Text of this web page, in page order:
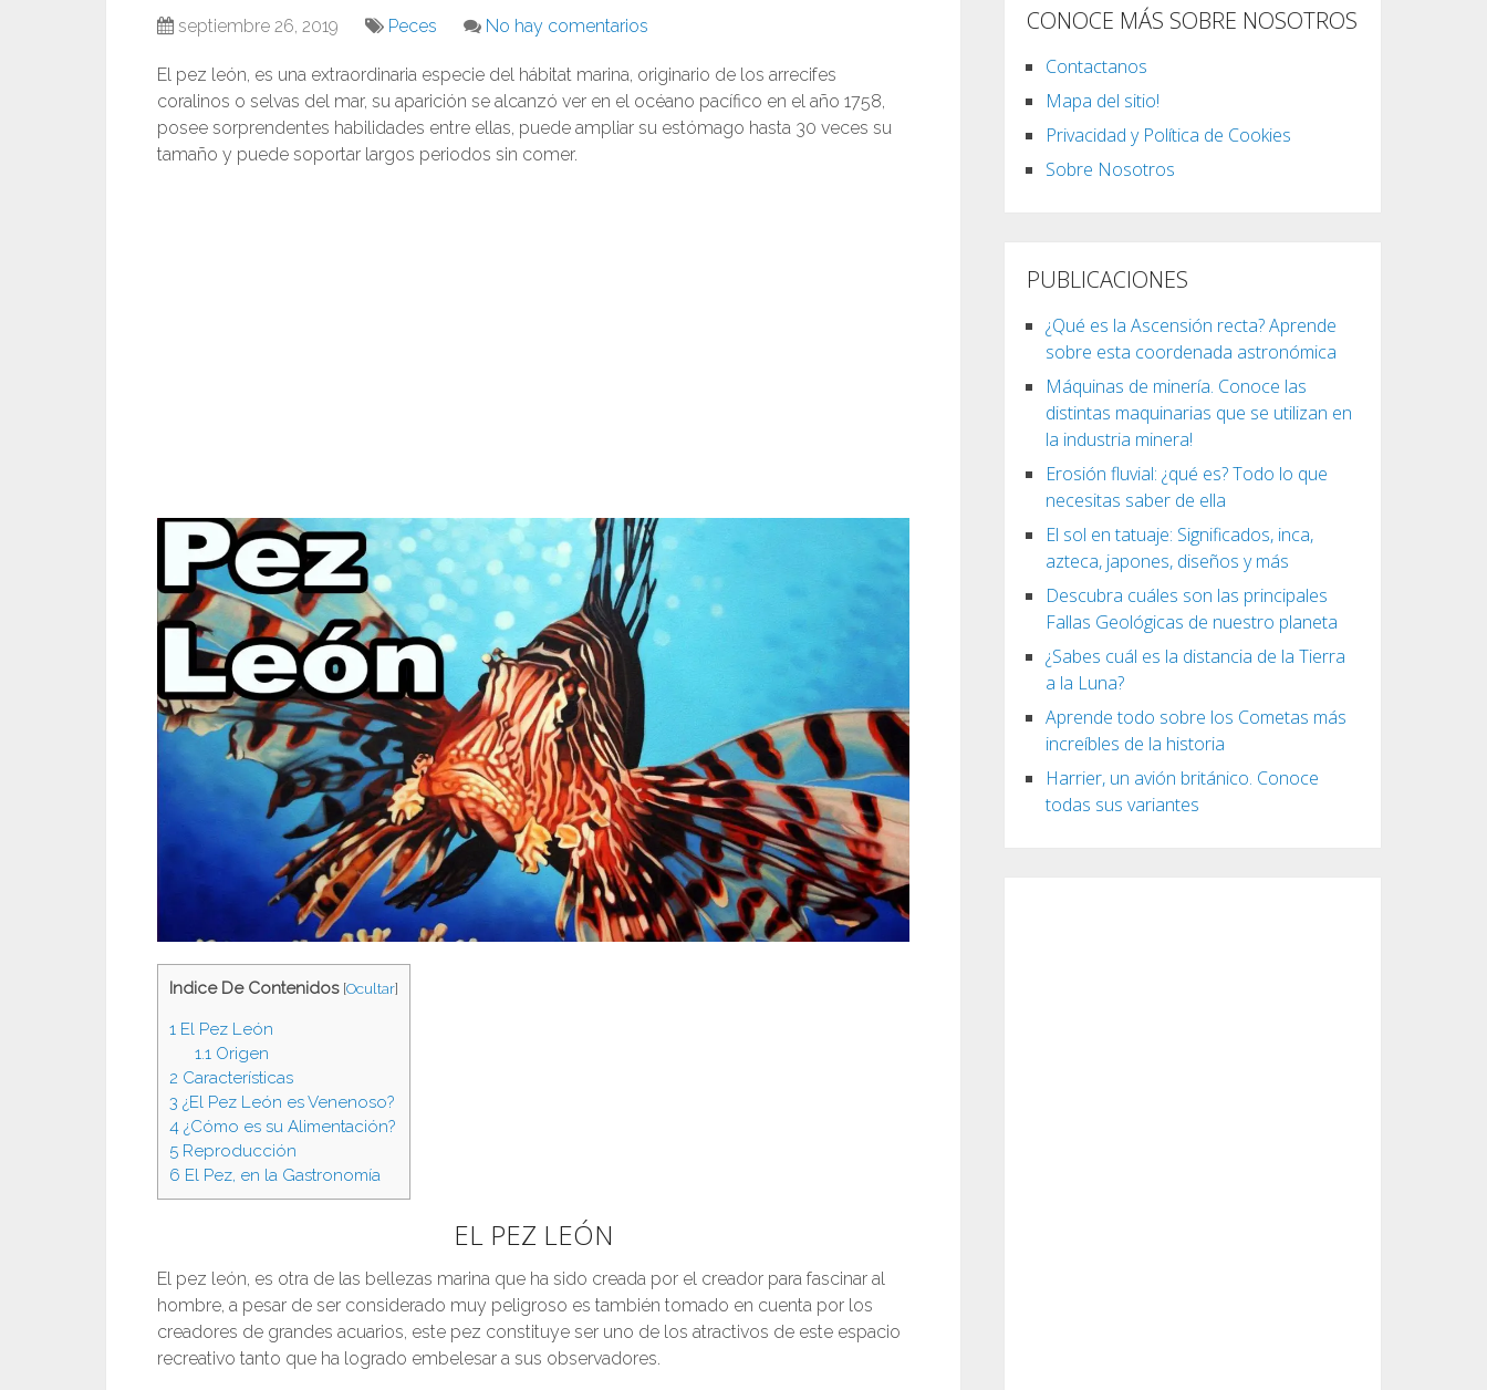
septiembre 26, 2019 Peces No hay comentarios
El pez león, es una extraordinaria especie del hábitat marina, originario de los arrecifes
coralinos o selvas del mar, su aparición se alcanzó ver en el océano pacífico en el año 1758,
posee sorprendentes habilidades entre ellas, puede ampliar su estómago hasta 30 veces su
tamaño y puede soportar largos periodos sin comer.
Indice De Contenidos [Ocultar]
1 El Pez León
1.1Origen
2 Características
3 ¿El Pez León es Venenoso?
4 ¿Cómo es su Alimentación?
5 Reproducción
6 El Pez, en la Gastronomía
EL PEZ LEÓN
El pez león, es otra de las bellezas marina que ha sido creada por el creador para fascinar al
hombre, a pesar de ser considerado muy peligroso es también tomado en cuenta por los
creadores de grandes acuarios, este pez constituye ser uno de los atractivos de este espacio
recreativo tanto que ha logrado embelesar a sus observadores.
CONOCE MÁS SOBRE NOSOTROS
Contactanos
Mapa del sitio!
Privacidad y Política de Cookies
Sobre Nosotros
PUBLICACIONES
¿Qué es la Ascensión recta? Aprende
sobre esta coordenada astronómica
Máquinas de minería. Conoce las
distintas maquinarias que se utilizan en
la industria minera!
Erosión fluvial: ¿qué es? Todo lo que
necesitas saber de ella
El sol en tatuaje: Significados, inca,
azteca, japones, diseños y más
Descubra cuáles son las principales
Fallas Geológicas de nuestro planeta
¿Sabes cuál es la distancia de la Tierra
a la Luna?
Aprende todo sobre los Cometas más
increíbles de la historia
Harrier, un avión británico. Conoce
todas sus variantes